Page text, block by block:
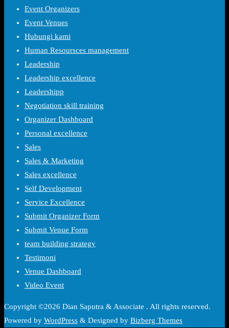
Event Organizers
Event Venues
Hubungi kami
Human Resoursces management
Leadership
Leadership excellence
Leadershipp
Negotiation skill training
Organizer Dashboard
Personal excellence
Sales
Sales & Marketing
Sales excellence
Self Development
Service Excellence
Submit Organizer Form
Submit Venue Form
team building strategy
Testimoni
Venue Dashboard
Video Event
Copyright ©2026 Dian Saputra & Associate . All rights reserved.
Powered by WordPress & Designed by Bizberg Themes